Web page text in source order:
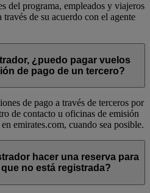
del programa, empleados y viajeros
de su acuerdo con el agente
¿puedo pagar vuelos
de pago de un tercero?
de pago a través de terceros por
de contacto u oficinas de emisión
emirates.com, cuando sea posible.
hacer una reserva para
no está registrada?